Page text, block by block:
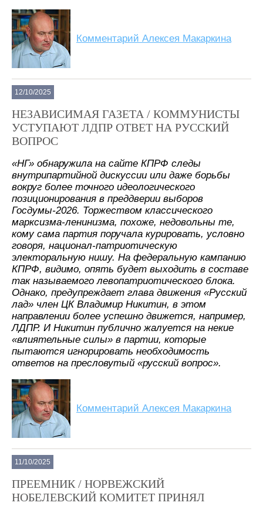
Комментарий Алексея Макаркина
12/10/2025
НЕЗАВИСИМАЯ ГАЗЕТА / КОММУНИСТЫ
УСТУПАЮТ ЛДПР ОТВЕТ НА РУССКИЙ
ВОПРОС
«НГ» обнаружила на сайте КПРФ следы
внутрипартийной дискуссии или даже борьбы
вокруг более точного идеологического
позиционирования в преддверии выборов
Госдумы-2026. Торжеством классического
марксизма-ленинизма, похоже, недовольны те,
кому сама партия поручала курировать, условно
говоря, национал-патриотическую
электоральную нишу. На федеральную кампанию
КПРФ, видимо, опять будет выходить в составе
так называемого левопатриотического блока.
Однако, предупреждает глава движения «Русский
лад» член ЦК Владимир Никитин, в этом
направлении более успешно движется, например,
ЛДПР. И Никитин публично жалуется на некие
«влиятельные силы» в партии, которые
пытаются игнорировать необходимость
ответов на пресловутый «русский вопрос».
Комментарий Алексея Макаркина
11/10/2025
ПРЕЕМНИК / НОРВЕЖСКИЙ
НОБЕЛЕВСКИЙ КОМИТЕТ ПРИНЯЛ